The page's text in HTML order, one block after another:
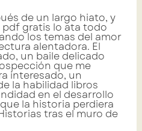
de un largo hiato, y
pdf gratis lo ata todo
los temas del amor
alentadora. El
un baile delicado
que me
interesado, un
la habilidad libros
en el desarrollo
la historia perdiera
tras el muro de